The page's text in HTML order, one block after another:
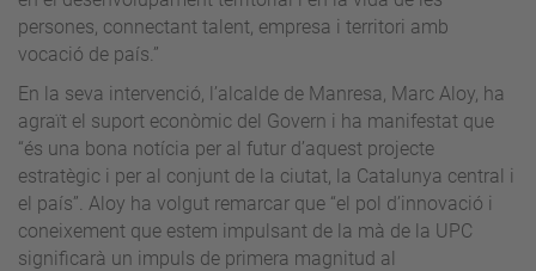
persones, connectant talent, empresa i territori amb
vocació de país.”
En la seva intervenció, l’alcalde de Manresa, Marc Aloy, ha
agraït el suport econòmic del Govern i ha manifestat que
“és una bona notícia per al futur d’aquest projecte
estratègic i per al conjunt de la ciutat, la Catalunya central i
el país”. Aloy ha volgut remarcar que “el pol d’innovació i
coneixement que estem impulsant de la mà de la UPC
significarà un impuls de primera magnitud al